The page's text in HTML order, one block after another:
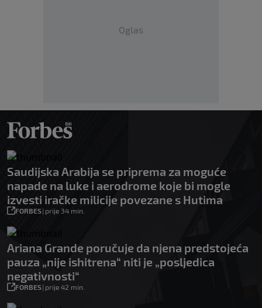
Oglas
Saudijska Arabija se priprema za moguće
napade na luke i aerodrome koje bi mogle
izvesti iračke milicije povezane s Hutima
FORBES| prije 34 min.
Ariana Grande poručuje da njena predstojeća
pauza „nije ishitrena“ niti je „posljedica
negativnosti“
FORBES| prije 42 min.